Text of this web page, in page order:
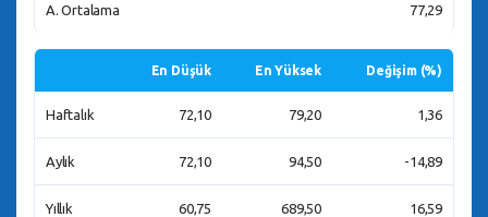
A. Ortalama 77,29
En Düşük En Yüksek Değişim (%)
Haftalık 72,10 79,20 1,36
Aylık 72,10 94,50 -14,89
Yıllık 60,75 689,50 16,59